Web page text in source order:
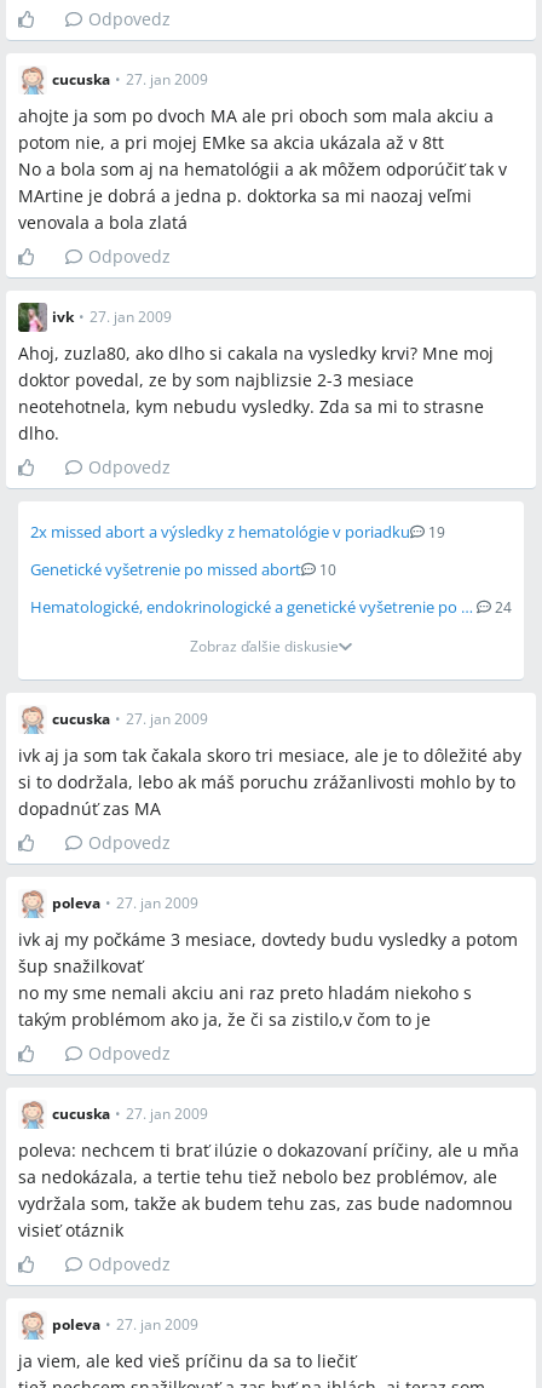
Odpovedz
cucuska • 27. jan 2009
ahojte ja som po dvoch MA ale pri oboch som mala akciu a
potom nie, a pri mojej EMke sa akcia ukázala až v 8tt
No a bola som aj na hematológii a ak môžem odporúčiť tak v
MArtine je dobrá a jedna p. doktorka sa mi naozaj veľmi
venovala a bola zlatá
Odpovedz
ivk • 27. jan 2009
Ahoj, zuzla80, ako dlho si cakala na vysledky krvi? Mne moj
doktor povedal, ze by som najblizsie 2-3 mesiace
neotehotnela, kym nebudu vysledky. Zda sa mi to strasne
dlho.
Odpovedz
2x missed abort a výsledky z hematológie v poriadku 19
Genetické vyšetrenie po missed abort 10
Hematologické, endokrinologické a genetické vyšetrenie po missed abort počas ...
24
Zobraz ďalšie diskusie
cucuska • 27. jan 2009
ivk aj ja som tak čakala skoro tri mesiace, ale je to dôležité aby
si to dodržala, lebo ak máš poruchu zrážanlivosti mohlo by to
dopadnúť zas MA
Odpovedz
poleva • 27. jan 2009
ivk aj my počkáme 3 mesiace, dovtedy budu vysledky a potom
šup snažilkovať
no my sme nemali akciu ani raz preto hladám niekoho s
takým problémom ako ja, že či sa zistilo,v čom to je
Odpovedz
cucuska • 27. jan 2009
poleva: nechcem ti brať ilúzie o dokazovaní príčiny, ale u mňa
sa nedokázala, a tertie tehu tiež nebolo bez problémov, ale
vydržala som, takže ak budem tehu zas, zas bude nadomnou
visieť otáznik
Odpovedz
poleva • 27. jan 2009
ja viem, ale ked vieš príčinu da sa to liečiť